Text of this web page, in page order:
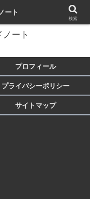
とをまとめます♪
ート
プロフィール
プライバシーポリシー
サイトマップ
ート
検索